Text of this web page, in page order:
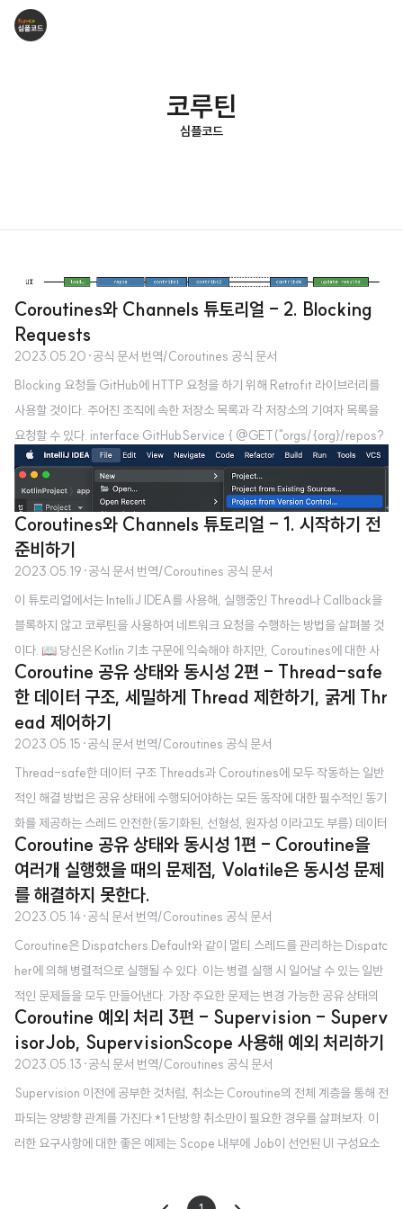
코루틴
심플코드
Coroutines와 Channels 튜토리얼 - 2. Blocking
Requests
2023.05.20 ·공식 문서 번역/Coroutines 공식 문서
Blocking 요청들 GitHub에 HTTP 요청을 하기 위해 Retrofit 라이브러리를
사용할 것이다. 주어진 조직에 속한 저장소 목록과 각 저장소의 기여자 목록을
요청할 수 있다. interface GitHubService { @GET("orgs/{org}/repos?
per_page=100") fun getOrgReposCall( @Path("org") org: String ):
Call @GET("repos/{owner}/{repo}/contributors?per_page=100")
fun getRepoContributorsCall( @Path("owner") owner: String, @Pat
h("repo") repo: String ): Call } 이 API는 주어진 조직의 기여자 목록을 가..
Coroutines와 Channels 튜토리얼 - 1. 시작하기 전
준비하기
2023.05.19 ·공식 문서 번역/Coroutines 공식 문서
이 튜토리얼에서는 IntelliJ IDEA를 사용해, 실행중인 Thread나 Callback을
블록하지 않고 코루틴을 사용하여 네트워크 요청을 수행하는 방법을 살펴볼 것
이다. 📖 당신은 Kotlin 기초 구문에 익숙해야 하지만, Coroutines에 대한 사
전 지식은 필요하지 않습니다. 당신은 다음의 사항들에 대해 배울 것입니다. 네
트워크 요청을 하기 위해 일시 중단 함수를 왜 그리고 어떻게 사용해야 하는지
Coroutines을 사용하여 요청을 동시에 보낼 수 있는 방법 서로 다른 Coroutin
es 간에 Channels를 이용하여 정보를 공유하는 방법 네트워크 요청들을 위해
서 Retrofit 라이브러리를 필요로 하지만, 이 튜토리얼에서 보여지는 접근 방식
은 보편적이고 Coroutines를 지원하는 다른..
Coroutine 공유 상태와 동시성 2편 - Thread-safe
한 데이터 구조, 세밀하게 Thread 제한하기, 굵게 Thr
ead 제어하기
2023.05.15 ·공식 문서 번역/Coroutines 공식 문서
Thread-safe한 데이터 구조 Threads과 Coroutines에 모두 작동하는 일반
적인 해결 방법은 공유 상태에 수행되어야하는 모든 동작에 대한 필수적인 동기
화를 제공하는 스레드 안전한(동기화된, 선형성, 원자성 이라고도 부름) 데이터
구조를 사용하는 것이다. 간단한 카운터에 대해서는 incrementAndGet 이라
불리는 원자적인 동작을 제공하는 AtomicInteger 클래스를 사용할 수 있다. v
al counter = AtomicInteger() fun main() = runBlocking { withContext
(Dispatchers.Default) { massiveRun { counter.incrementAndGet() } }
println("Counter = $counter") } ..
Coroutine 공유 상태와 동시성 1편 - Coroutine을
여러개 실행했을 때의 문제점, Volatile은 동시성 문제
를 해결하지 못한다.
2023.05.14·공식 문서 번역/Coroutines 공식 문서
Coroutine은 Dispatchers.Default와 같이 멀티 스레드를 관리하는 Dispatc
her에 의해 병렬적으로 실행될 수 있다. 이는 병렬 실행 시 일어날 수 있는 일반
적인 문제들을 모두 만들어낸다. 가장 주요한 문제는 변경 가능한 공유 상태의
동기화이다. Coroutine에서 이 문제에 대한 일부 해결 방식은 멀티 스레드 세
계에서의 해결방식과 유사하지만, 다른 해결 방식들은 Coroutine에만 있다. C
oroutine을 여러개 실행했을 때의 문제점 같은 동작을 수천번 하는 수백개의 C
oroutine을 실행한다고 하자. 이후의 추가 비교를 위해 완료 시간을 측정한다 :
suspend fun massiveRun(action: suspend () -> Unit) { val n = 100
// ..
Coroutine 예외 처리 3편 - Supervision - Superv
isorJob, SupervisionScope 사용해 예외 처리하기
2023.05.13 ·공식 문서 번역/Coroutines 공식 문서
Supervision 이전에 공부한 것처럼, 취소는 Coroutine의 전체 계층을 통해 전
파되는 양방향 관계를 가진다.*1 단방향 취소만이 필요한 경우를 살펴보자. 이
러한 요구사항에 대한 좋은 예제는 Scope 내부에 Job이 선언된 UI 구성요소
(효과적으로 종료)하는 것은 필수적이지 않다. 하지만, UI 구성요소가 파괴되면